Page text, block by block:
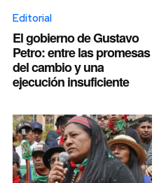
Editorial
El gobierno de Gustavo
Petro: entre las promesas
del cambio y una
ejecución insuficiente